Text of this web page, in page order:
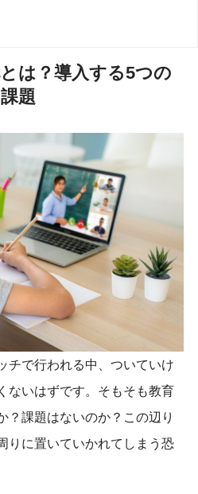
は？導入する5つの
題
チで行われる中、ついていけ
ないはずです。そもそも教育
？課題はないのか？この辺り
りに置いていかれてしまう恐